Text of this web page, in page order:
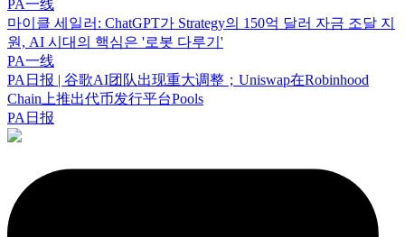
PA一线
마이클 세일러: ChatGPT가 Strategy의 150억 달러 자금 조달 지
원, AI 시대의 핵심은 '로봇 다루기'
PA一线
PA日报 | 谷歌AI团队出现重大调整；Uniswap在Robinhood
Chain上推出代币发行平台Pools
PA日报